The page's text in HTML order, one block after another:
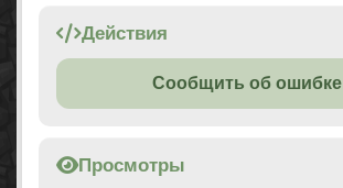
Действия
Сообщить об ошибке
Просмотры